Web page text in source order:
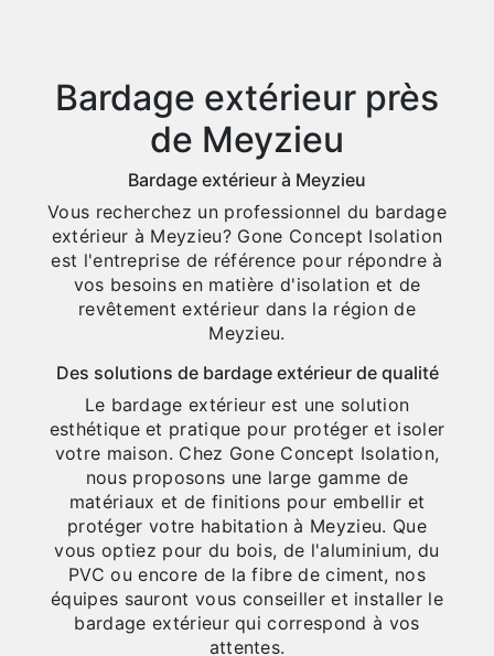
Bardage extérieur près
de Meyzieu
Bardage extérieur à Meyzieu
Vous recherchez un professionnel du bardage
extérieur à Meyzieu? Gone Concept Isolation
est l'entreprise de référence pour répondre à
vos besoins en matière d'isolation et de
revêtement extérieur dans la région de
Meyzieu.
Des solutions de bardage extérieur de qualité
Le bardage extérieur est une solution
esthétique et pratique pour protéger et isoler
votre maison. Chez Gone Concept Isolation,
nous proposons une large gamme de
matériaux et de finitions pour embellir et
protéger votre habitation à Meyzieu. Que
vous optiez pour du bois, de l'aluminium, du
PVC ou encore de la fibre de ciment, nos
équipes sauront vous conseiller et installer le
bardage extérieur qui correspond à vos
attentes.